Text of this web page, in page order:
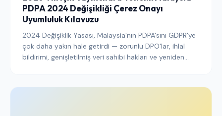
PDPA 2024 Değişikliği Çerez Onayı
Uyumluluk Kılavuzu
2024 Değişiklik Yasası, Malaysia'nın PDPA'sını GDPR'ye
çok daha yakın hale getirdi — zorunlu DPO'lar, ihlal
bildirimi, genişletilmiş veri sahibi hakları ve yeniden
SaaS operatörlerinin yapması gerekenler.